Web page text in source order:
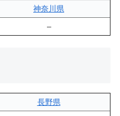
神奈川県
–
長野県